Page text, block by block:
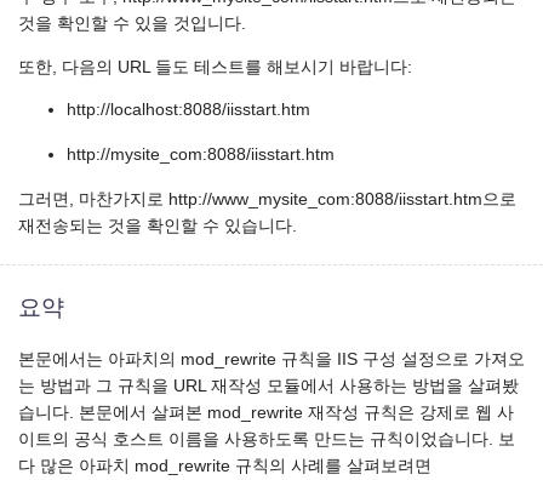
것을 확인할 수 있을 것입니다.
또한, 다음의 URL 들도 테스트를 해보시기 바랍니다:
http://localhost:8088/iisstart.htm
http://mysite_com:8088/iisstart.htm
그러면, 마찬가지로 http://www_mysite_com:8088/iisstart.htm으로
재전송되는 것을 확인할 수 있습니다.
요약
본문에서는 아파치의 mod_rewrite 규칙을 IIS 구성 설정으로 가져오
는 방법과 그 규칙을 URL 재작성 모듈에서 사용하는 방법을 살펴봤
습니다. 본문에서 살펴본 mod_rewrite 재작성 규칙은 강제로 웹 사
이트의 공식 호스트 이름을 사용하도록 만드는 규칙이었습니다. 보
다 많은 아파치 mod_rewrite 규칙의 사례를 살펴보려면